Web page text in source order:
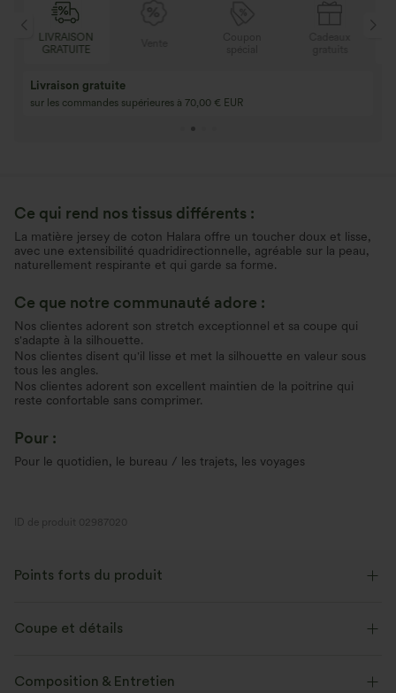
Vente
3 achetés, 1 offert
Achetez 4 pour 3, achetez 8 pour 6
Ce qui rend nos tissus différents :
La matière jersey de coton Halara offre un toucher doux et lisse,
avec une extensibilité quadridirectionnelle, agréable sur la peau,
naturellement respirante et qui garde sa forme.
Ce que notre communauté adore :
Nos clientes adorent son stretch exceptionnel et sa coupe qui
s'adapte à la silhouette.
Nos clientes disent qu'il lisse et met la silhouette en valeur sous
tous les angles.
Nos clientes adorent son excellent maintien de la poitrine qui
reste confortable sans comprimer.
Pour :
Pour le quotidien, le bureau / les trajets, les voyages
ID de produit 02987020
Points forts du produit
Coupe et détails
Soutien-gorge intégré
Composition & Entretien